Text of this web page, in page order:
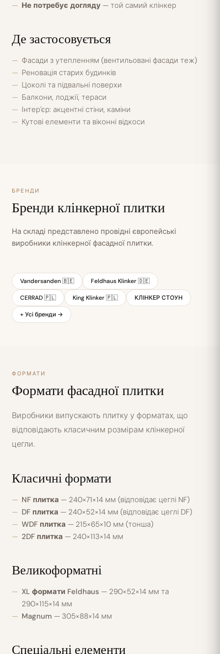
Не потребує догляду — той самий клінкер
Де застосовується
Фасади з утепленням (вентильовані фасади теж)
Реновація старих будинків
Цоколі та підвальні поверхи
Балкони, лоджії, тераси
Інтер'єр: акцентні стіни, каміни
Кутові елементи та віконні відкоси
БРЕНДИ
Бренди клінкерної плитки
На складі представлено провідні європейські
виробники клінкерної фасадної плитки.
Vandersanden 🇧🇪 Feldhaus Klinker 🇩🇪
CERRAD 🇵🇱 King Klinker 🇵🇱 КЛІНКЕР СТОУН
+ Усі бренди →
ФОРМАТИ
Формати фасадної плитки
Виробники випускають плитку у форматах, що
відповідають класичним розмірам клінкерної
цегли.
Класичні формати
NF плитка — 240×71×14 мм (відповідає цеглі NF)
DF плитка — 240×52×14 мм (відповідає цеглі DF)
WDF плитка — 215×65×10 мм (тонша)
2DF плитка — 240×113×14 мм
Великоформатні
XL формати Feldhaus — 290×52×14 мм та
290×115×14 мм
Magnum — 305×88×14 мм
Спеціальні елементи